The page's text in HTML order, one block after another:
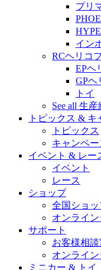
プリ
イン
RCヘリコ
EPヘ
GPヘ
トイ
See all 生
トピックス & キ
トピックス
キャンペー
イベント & レー
イベント
レース
ショップ
全国ショッ
オンライ
サポート
お客様相談
オンライ
ミニカー & トイ